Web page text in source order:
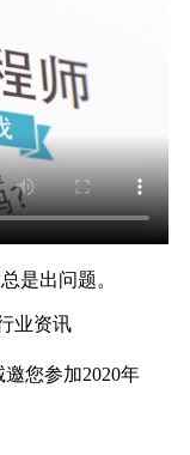
是出问题。
业资讯
您参加2020年